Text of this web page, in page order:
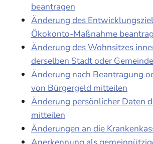
beantragen
Änderung des
Ökokonto-Maßnahme
Änderung des Wohnsitzes
derselben Stadt oder
Änderung nach Beantragung
von Bürgergeld mitteilen
Änderung persönlicher Daten
mitteilen
Änderungen an die